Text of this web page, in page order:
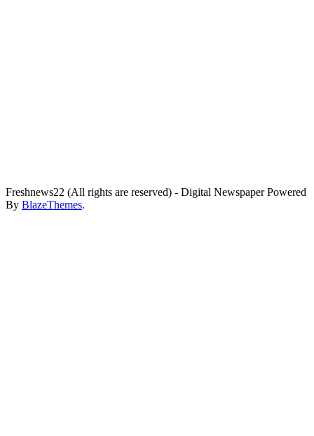
Freshnews22 (All rights are reserved) - Digital Newspaper Powered
By BlazeThemes.